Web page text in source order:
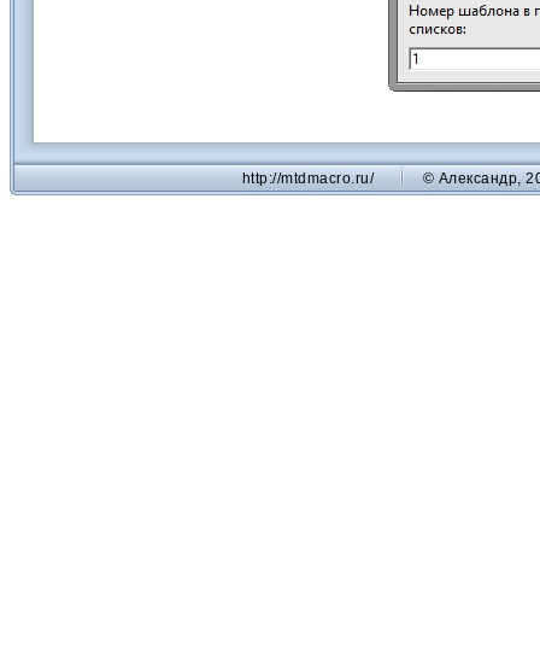
http://mtdmacro.ru/ © Александр,